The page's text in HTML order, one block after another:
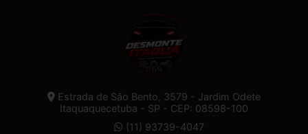
Estrada de São Bento, 3579 - Jardim Odete
Itaquaquecetuba - SP - CEP: 08598-100
(11) 93739-4047